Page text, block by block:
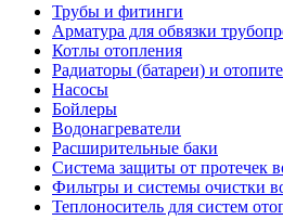
Трубы и фитинги
Арматура для обвязки
Котлы отопления
Радиаторы (батареи) и
Насосы
Бойлеры
Водонагреватели
Расширительные баки
Система защиты от протечек
Фильтры и системы очистки
Теплоноситель для систем